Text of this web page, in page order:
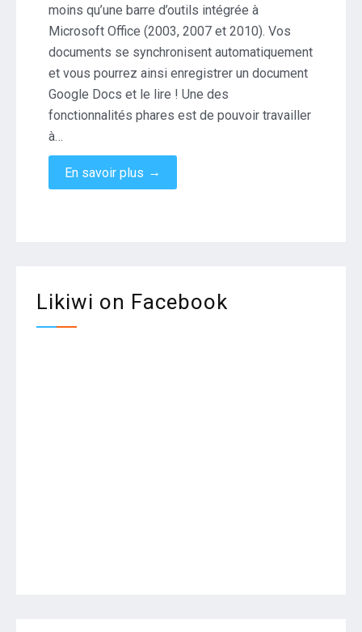
moins qu’une barre d’outils intégrée à
Microsoft Office (2003, 2007 et 2010). Vos
documents se synchronisent automatiquement
et vous pourrez ainsi enregistrer un document
Google Docs et le lire ! Une des
fonctionnalités phares est de pouvoir travailler
à…
En savoir plus →
Likiwi on Facebook